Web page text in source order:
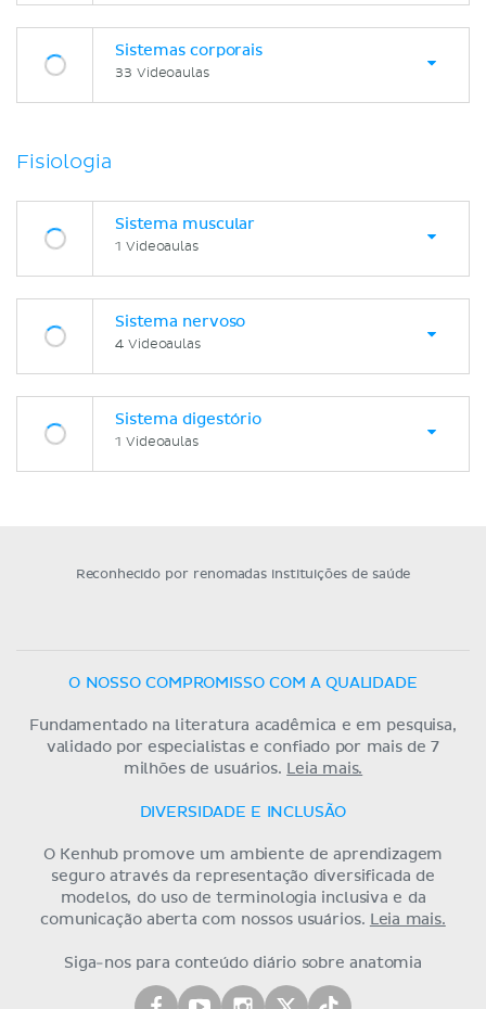
Sistemas corporais
33 Videoaulas
Fisiologia
Sistema muscular
1 Videoaulas
Sistema nervoso
4 Videoaulas
Sistema digestório
1 Videoaulas
Reconhecido por renomadas instituições de saúde
O NOSSO COMPROMISSO COM A QUALIDADE
Fundamentado na literatura acadêmica e em pesquisa,
validado por especialistas e confiado por mais de 7
milhões de usuários. Leia mais.
DIVERSIDADE E INCLUSÃO
O Kenhub promove um ambiente de aprendizagem
seguro através da representação diversificada de
modelos, do uso de terminologia inclusiva e da
comunicação aberta com nossos usuários. Leia mais.
Siga-nos para conteúdo diário sobre anatomia